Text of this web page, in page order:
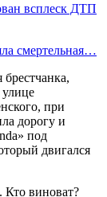
всплеск ДТП
смертельная…
при
дорогу и
под
двигался